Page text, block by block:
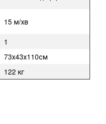
15 м/хв
1
73х43х110см
122 кг